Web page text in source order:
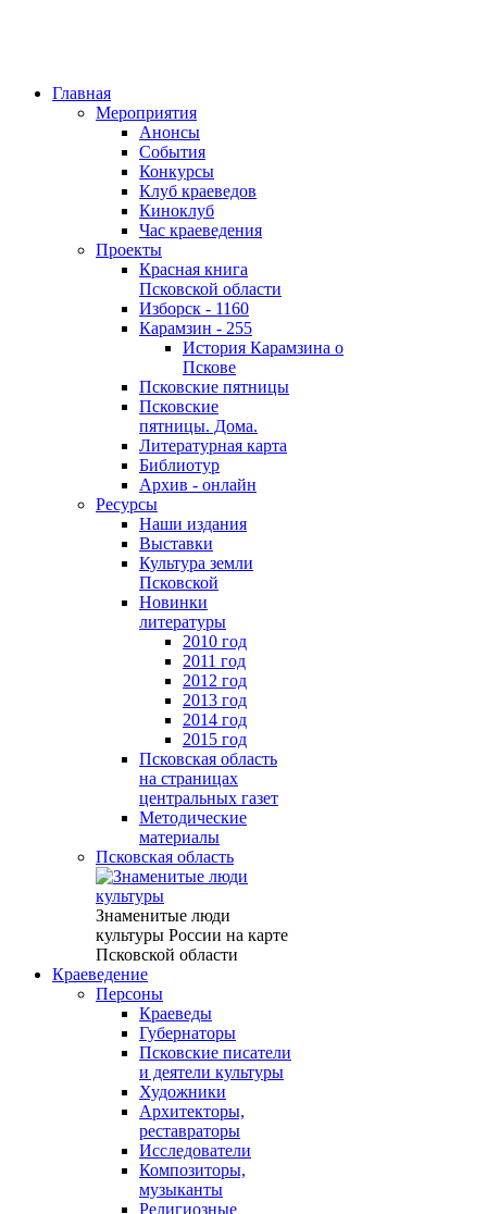
Главная
Мероприятия
Анонсы
События
Конкурсы
Клуб краеведов
Киноклуб
Час краеведения
Проекты
Красная книга
Псковской области
Изборск - 1160
Карамзин - 255
История Карамзина о
Пскове
Псковские пятницы
Псковские
пятницы. Дома.
Литературная карта
Библиотур
Архив - онлайн
Ресурсы
Наши издания
Выставки
Культура земли
Псковской
Новинки
литературы
2010 год
2011 год
2012 год
2013 год
2014 год
2015 год
Псковская область
на страницах
центральных газет
Методические
материалы
Псковская область
Знаменитые люди
культуры России на карте
Псковской области
Краеведение
Персоны
Краеведы
Губернаторы
Псковские писатели
и деятели культуры
Художники
Архитекторы,
реставраторы
Исследователи
Композиторы,
музыканты
Религиозные